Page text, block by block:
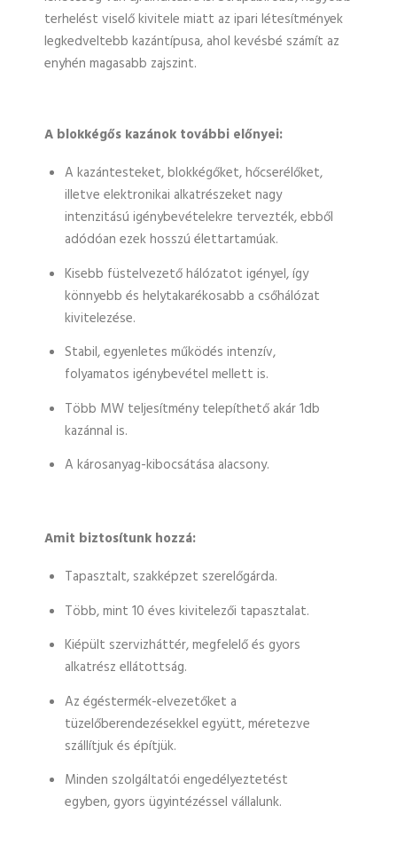
terhelést viselő kivitele miatt az ipari létesítmények
legkedveltebb kazántípusa, ahol kevésbé számít az
enyhén magasabb zajszint.
A blokkégős kazánok további előnyei:
A kazántesteket, blokkégőket, hőcserélőket,
illetve elektronikai alkatrészeket nagy
intenzitású igénybevételekre tervezték, ebből
adódóan ezek hosszú élettartamúak.
Kisebb füstelvezető hálózatot igényel, így
könnyebb és helytakarékosabb a csőhálózat
kivitelezése.
Stabil, egyenletes működés intenzív,
folyamatos igénybevétel mellett is.
Több MW teljesítmény telepíthető akár 1db
kazánnal is.
A károsanyag-kibocsátása alacsony.
Amit biztosítunk hozzá:
Tapasztalt, szakképzet szerelőgárda.
Több, mint 10 éves kivitelezői tapasztalat.
Kiépült szervizháttér, megfelelő és gyors
alkatrész ellátottság.
Az égéstermék-elvezetőket a
tüzelőberendezésekkel együtt, méretezve
szállítjuk és építjük.
Minden szolgáltatói engedélyeztetést
egyben, gyors ügyintézéssel vállalunk.